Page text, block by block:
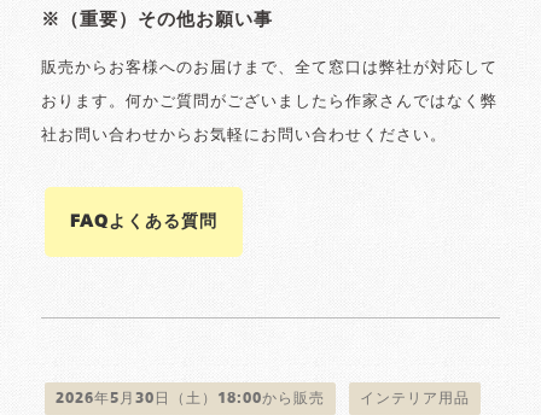
※（重要）その他お願い事
販売からお客様へのお届けまで、全て窓口は弊社が対応して
おります。何かご質問がございましたら作家さんではなく弊
社お問い合わせからお気軽にお問い合わせください。
FAQよくある質問
2026年5月30日（土）18:00から販売 インテリア用品